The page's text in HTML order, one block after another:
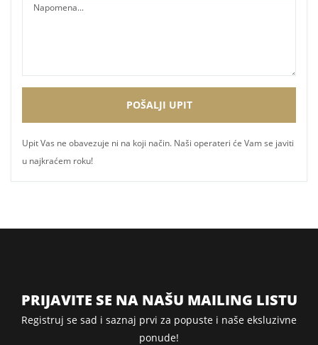
Upit Vas ne obavezuje ni na koji način. Naši operateri će Vam se javiti
u najkraćem roku!
PRIJAVITE SE NA NAŠU MAILING LISTU
Registruj se sad i saznaj prvi za popuste i naše eksluzivne
ponude!